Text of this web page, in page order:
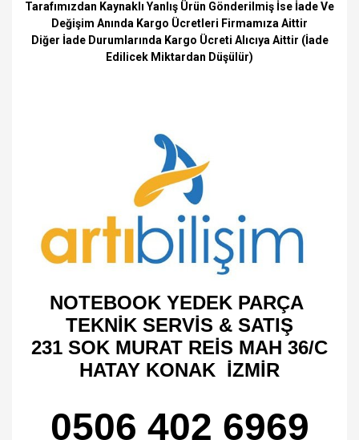
Tarafımızdan Kaynaklı Yanlış Ürün Gönderilmiş İse İade Ve
Değişim Anında Kargo Ücretleri Firmamıza Aittir
Diğer İade Durumlarında Kargo Ücreti Alıcıya Aittir (İade
Edilicek Miktardan Düşülür)
NOTEBOOK YEDEK PARÇA
TEKNİK SERVİS & SATIŞ
231 SOK MURAT REİS MAH 36/C
HATAY KONAK İZMİR
0506 402 6969